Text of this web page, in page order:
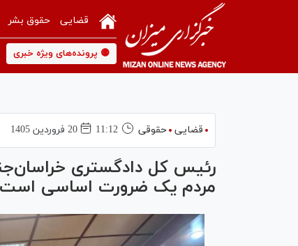
قضایی حقوق بشر
🟡 پرونده‌های ویژه خبری
قضایی حقوقی 11:12 20 فروردين 1405
رئیس کل دادگستری
مردم یک ضرورت اساسی است